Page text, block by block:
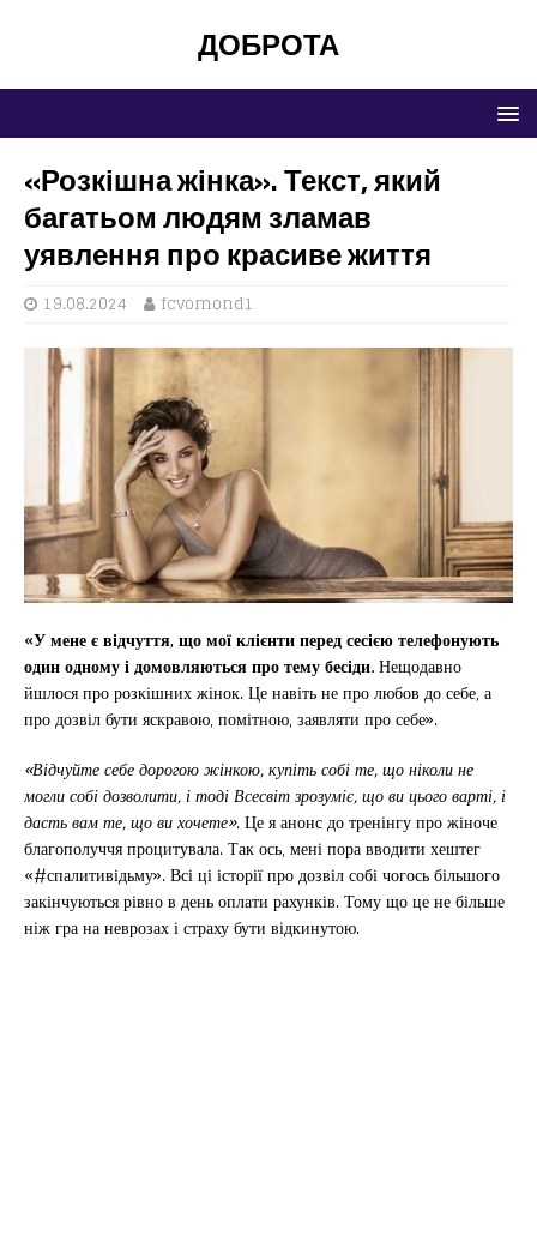
ДОБРОТА
«Розкішна жінка». Текст, який
багатьом людям зламав
уявлення про красиве життя
19.08.2024 fcvomond1
«У мене є відчуття, що мої клієнти перед сесією телефонують
один одному і домовляються про тему бесіди.Нещодавно
йшлося про розкішних жінок. Це навіть не про любов до себе, а
про дозвіл бути яскравою, помітною, заявляти про себе».
«Відчуйте себе дорогою жінкою, купіть собі те, що ніколи не
могли собі дозволити, і тоді Всесвіт зрозуміє, що ви цього варті, і
дасть вам те, що ви хочете». Це я анонс до тренінгу про жіноче
благополуччя процитувала. Так ось, мені пора вводити хештег
«#спалитивідьму». Всі ці історії про дозвіл собі чогось більшого
закінчуються рівно в день оплати рахунків. Тому що це не більше
ніж гра на неврозах і страху бути відкинутою.